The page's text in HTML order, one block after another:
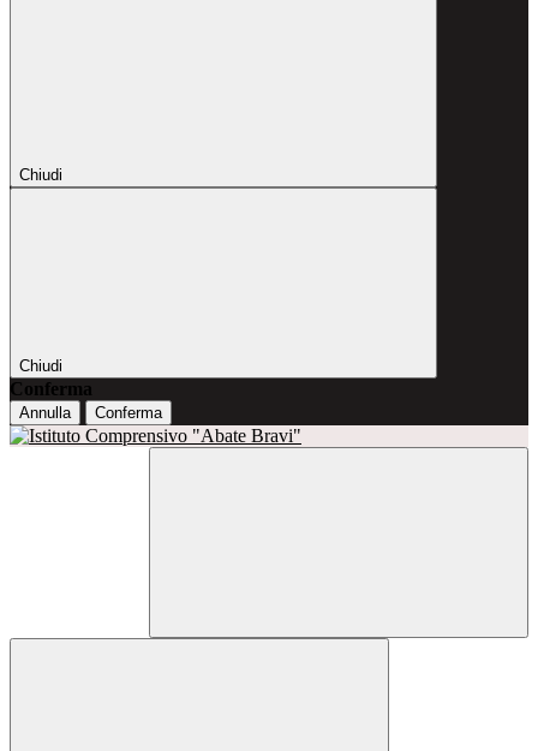
Chiudi
Chiudi
Conferma
Annulla Conferma